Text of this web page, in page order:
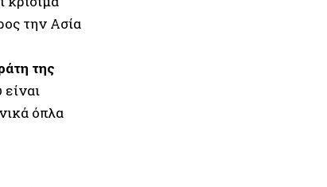
την Ασία
της
όπλα